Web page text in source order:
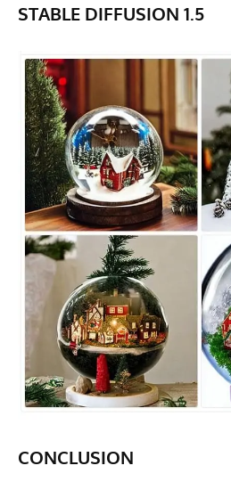
STABLE DIFFUSION 1.5
CONCLUSION